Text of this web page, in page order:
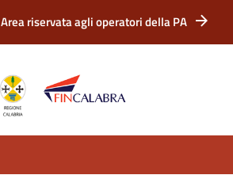
Area riservata agli operatori della PA